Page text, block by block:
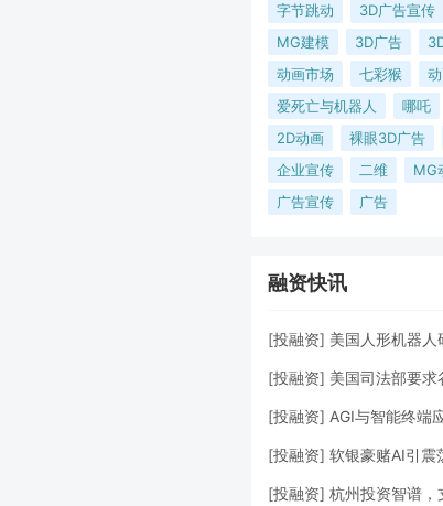
字节跳动
3D广告宣传
MG建模
3D广告
动画市场
七彩猴
爱死亡与机器人
哪吒
2D动画
裸眼3D广告
企业宣传
二维 MG
广告宣传
广告
融资快讯
[投融资] 美国人形机器人研发
[投融资] 美国司法部要求谷歌剥
[投融资] AGI与智能终端应用
[投融资] 软银豪赌AI引震荡
[投融资] 杭州投资智谱，